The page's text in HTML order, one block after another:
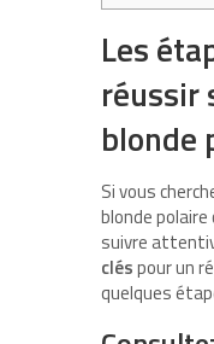
Les
réussir
blonde
Si vous
blonde
suivre
cléspour un
quelques